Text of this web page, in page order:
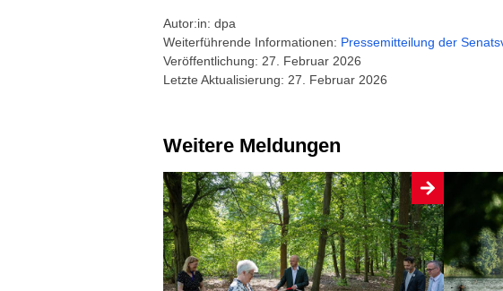
Autor:in: dpa
Weiterführende Informationen: Pressemitteilung der
Veröffentlichung: 27. Februar 2026
Letzte Aktualisierung: 27. Februar 2026
Weitere Meldungen